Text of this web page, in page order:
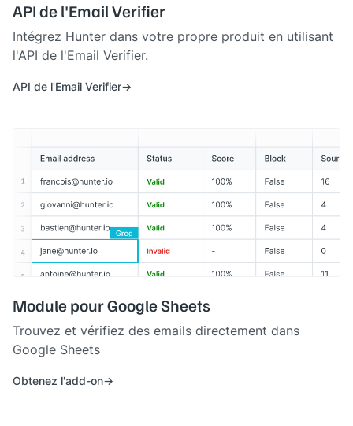
API de l'Email Verifier
Intégrez Hunter dans votre propre produit en utilisant
l'API de l'Email Verifier.
API de l'Email Verifier
Module pour Google Sheets
Trouvez et vérifiez des emails directement dans
Google Sheets
Obtenez l'add-on